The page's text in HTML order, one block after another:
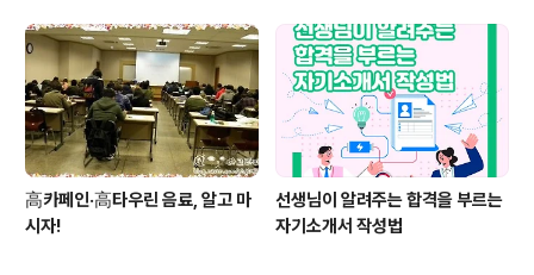
高카페인·高타우린 음료, 알고 마
시자!
선생님이 알려주는 합격을 부르는
자기소개서 작성법